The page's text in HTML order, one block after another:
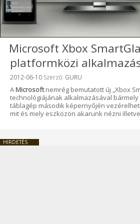
Microsoft Xbox
platformközi
Beküldve:
2012-06-10 Szerző: GURU
A Microsoftnemrég bemutatott új „Xbox
technológiájának alkalmazásával
táblagép második képernyőjén
mit és mely eszközön akarunk nézni
HIRDETÉS